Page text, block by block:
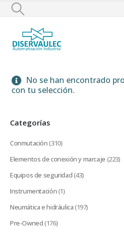
No se han encontrado
con tu selección.
Categorías
Conmutación(310)
Elementos de conexión y marcaje (223)
Equipos de seguridad(43)
Instrumentación(1)
Neumática e hidráulica(197)
Pre-Owned(176)